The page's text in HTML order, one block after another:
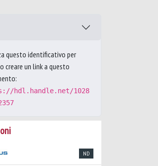
questo identificativo per
creare un link a questo
hdl.handle.net/1028
ND